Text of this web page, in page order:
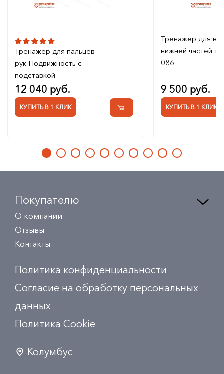
Тренажер для пальцев
рук Подвижность с
подставкой
12 040 руб.
КУПИТЬ В 1 КЛИК
Тренажер для
нижней частей
086
9 500 руб.
КУПИТЬ В 1 КЛИК
Покупателю
О компании
Отзывы
Контакты
Политика конфиденциальности
Согласие на обработку персональных
данных
Политика Сookie
Колумбус